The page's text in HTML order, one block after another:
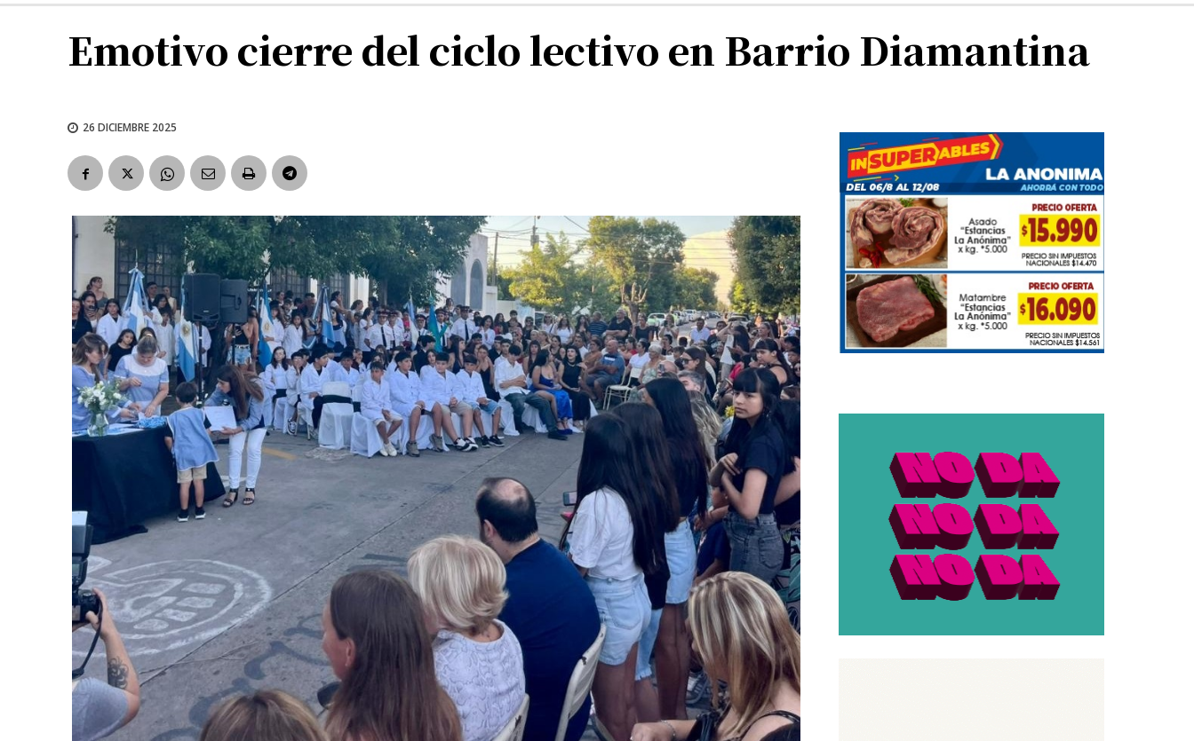
Emotivo cierre del ciclo lectivo en Barrio Diamantina
26 DICIEMBRE 2025